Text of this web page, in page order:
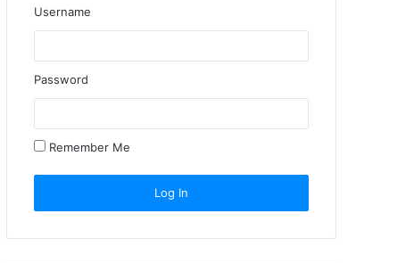
Username
Password
Remember Me